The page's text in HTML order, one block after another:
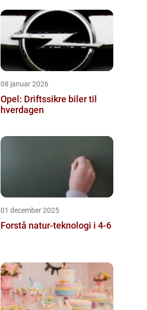
08 januar 2026
Opel: Driftssikre biler til
hverdagen
01 december 2025
Forstå natur-teknologi i 4-6